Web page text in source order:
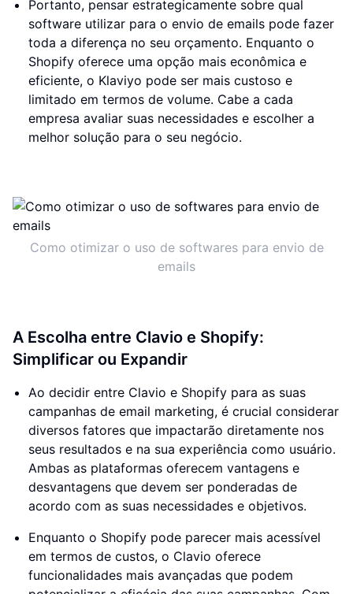
Portanto, pensar estrategicamente sobre qual
software utilizar para o envio de emails pode fazer
toda a diferença no seu orçamento. Enquanto o
Shopify oferece uma opção mais econômica e
eficiente, o Klaviyo pode ser mais custoso e
limitado em termos de volume. Cabe a cada
empresa avaliar suas necessidades e escolher a
melhor solução para o seu negócio.
Como otimizar o uso de softwares para envio de
emails
A Escolha entre Clavio e Shopify:
Simplificar ou Expandir
Ao decidir entre Clavio e Shopify para as suas
campanhas de email marketing, é crucial considerar
diversos fatores que impactarão diretamente nos
seus resultados e na sua experiência como usuário.
Ambas as plataformas oferecem vantagens e
desvantagens que devem ser ponderadas de
acordo com as suas necessidades e objetivos.
Enquanto o Shopify pode parecer mais acessível
em termos de custos, o Clavio oferece
funcionalidades mais avançadas que podem